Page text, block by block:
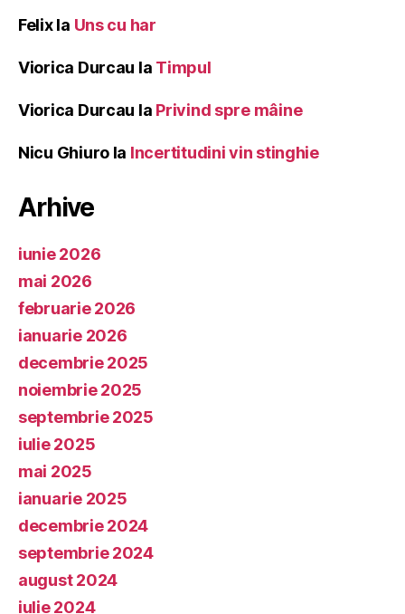
Felixla Uns cu har
Viorica Durcau la Timpul
Viorica Durcau la Privind spre mâine
Nicu Ghiuro la Incertitudini vin stinghie
Arhive
iunie 2026
mai 2026
februarie 2026
ianuarie 2026
decembrie 2025
noiembrie 2025
septembrie 2025
iulie 2025
mai 2025
ianuarie 2025
decembrie 2024
septembrie 2024
august 2024
iulie 2024